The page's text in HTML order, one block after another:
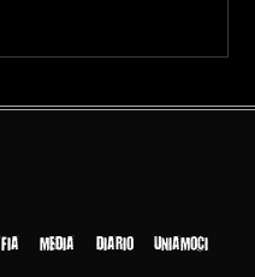
MEDIA DIARIO
UNIAMOCI